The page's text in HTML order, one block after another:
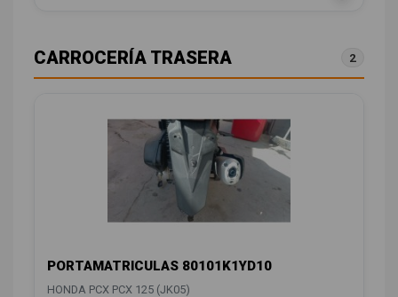
CARROCERÍA TRASERA 2
PORTAMATRICULAS 80101K1YD10
HONDA PCX PCX 125 (JK05)